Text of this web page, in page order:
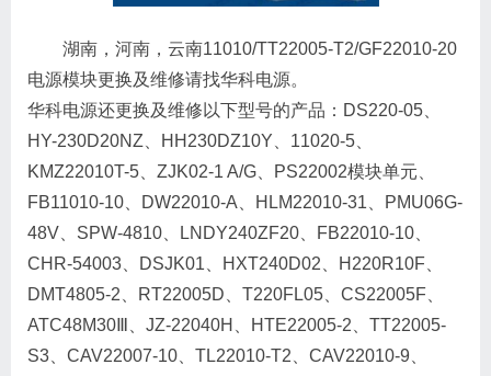
湖南，河南，云南11010/TT22005-T2/GF22010-20
电源模块更换及维修请找华科电源。
华科电源还更换及维修以下型号的产品：DS220-05、
HY-230D20NZ、HH230DZ10Y、11020-5、
KMZ22010T-5、ZJK02-1 A/G、PS22002模块单元、
FB11010-10、DW22010-A、HLM22010-31、PMU06G-
48V、SPW-4810、LNDY240ZF20、FB22010-10、
CHR-54003、DSJK01、HXT240D02、H220R10F、
DMT4805-2、RT22005D、T220FL05、CS22005F、
ATC48M30Ⅲ、JZ-22040H、HTE22005-2、TT22005-
S3、CAV22007-10、TL22010-T2、CAV22010-9、